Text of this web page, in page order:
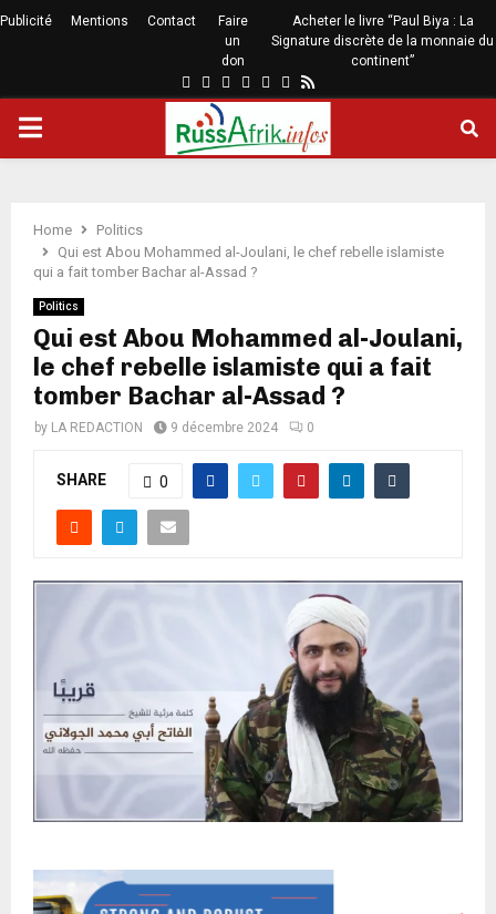
Publicité Mentions Contact
Faire
un
don
Acheter le livre “Paul Biya : La
Signature discrète de la monnaie du
continent”
Home
Politics
Qui est Abou Mohammed al-Joulani, le chef rebelle islamiste
qui a fait tomber Bachar al-Assad ?
Politics
Qui est Abou Mohammed al-Joulani,
le chef rebelle islamiste qui a fait
tomber Bachar al-Assad ?
by LA REDACTION 9 décembre 2024 0
SHARE 0